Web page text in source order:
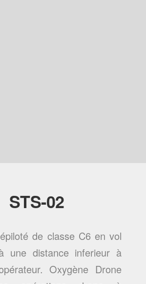
STS-02
de classe C6 en vol
une distance inferieur à
Oxygène Drone